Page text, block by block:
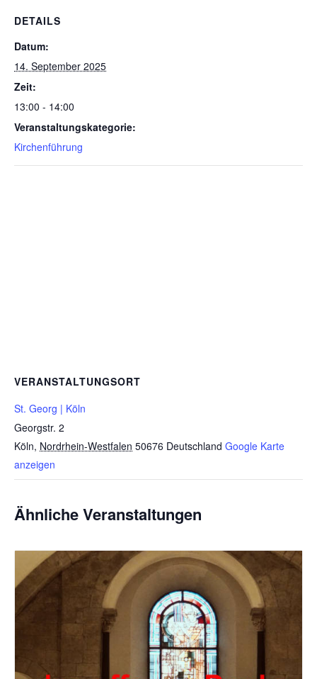
DETAILS
Datum:
14. September 2025
Zeit:
13:00 - 14:00
Veranstaltungskategorie:
Kirchenführung
VERANSTALTUNGSORT
St. Georg | Köln
Georgstr. 2
Köln, Nordrhein-Westfalen 50676 Deutschland Google Karte
anzeigen
Ähnliche Veranstaltungen